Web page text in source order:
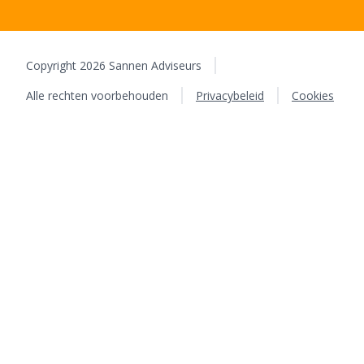
Copyright 2026 Sannen Adviseurs
Alle rechten voorbehouden
Privacybeleid Cookies